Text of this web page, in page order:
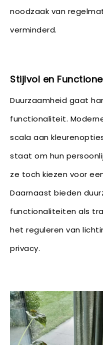
noodzaak van
verminderd.
Stijlvol en
Duurzaamheid gaat
functionaliteit.
scala aan
staat om hun
ze toch kiezen voor
Daarnaast bieden
functionaliteiten als
het reguleren van
privacy.